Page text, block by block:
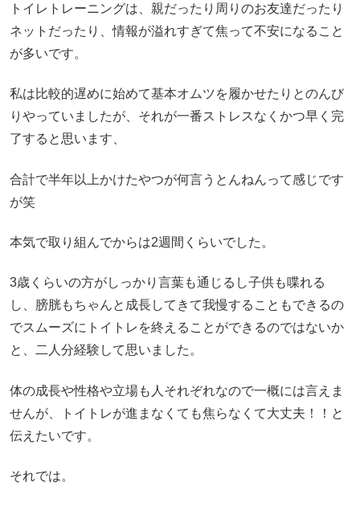
トイレトレーニングは、親だったり周りのお友達だったり
ネットだったり、情報が溢れすぎて焦って不安になること
が多いです。
私は比較的遅めに始めて基本オムツを履かせたりとのんび
りやっていましたが、それが一番ストレスなくかつ早く完
了すると思います、
合計で半年以上かけたやつが何言うとんねんって感じです
が笑
本気で取り組んでからは2週間くらいでした。
3歳くらいの方がしっかり言葉も通じるし子供も喋れる
し、膀胱もちゃんと成長してきて我慢することもできるの
でスムーズにトイトレを終えることができるのではないか
と、二人分経験して思いました。
体の成長や性格や立場も人それぞれなので一概には言えま
せんが、トイトレが進まなくても焦らなくて大丈夫！！と
伝えたいです。
それでは。